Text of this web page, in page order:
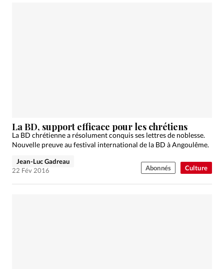
Culture
La BD, support efficace pour les chrétiens
La BD chrétienne a résolument conquis ses lettres de noblesse.
Nouvelle preuve au festival international de la BD à Angoulême.
Jean-Luc Gadreau
22 Fév 2016
Abonnés